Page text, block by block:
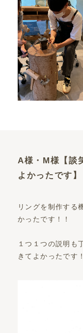
A様・M様【談
よかったです】
リングを制作する
かったです！！
１つ１つの説明も
きてよかったです！